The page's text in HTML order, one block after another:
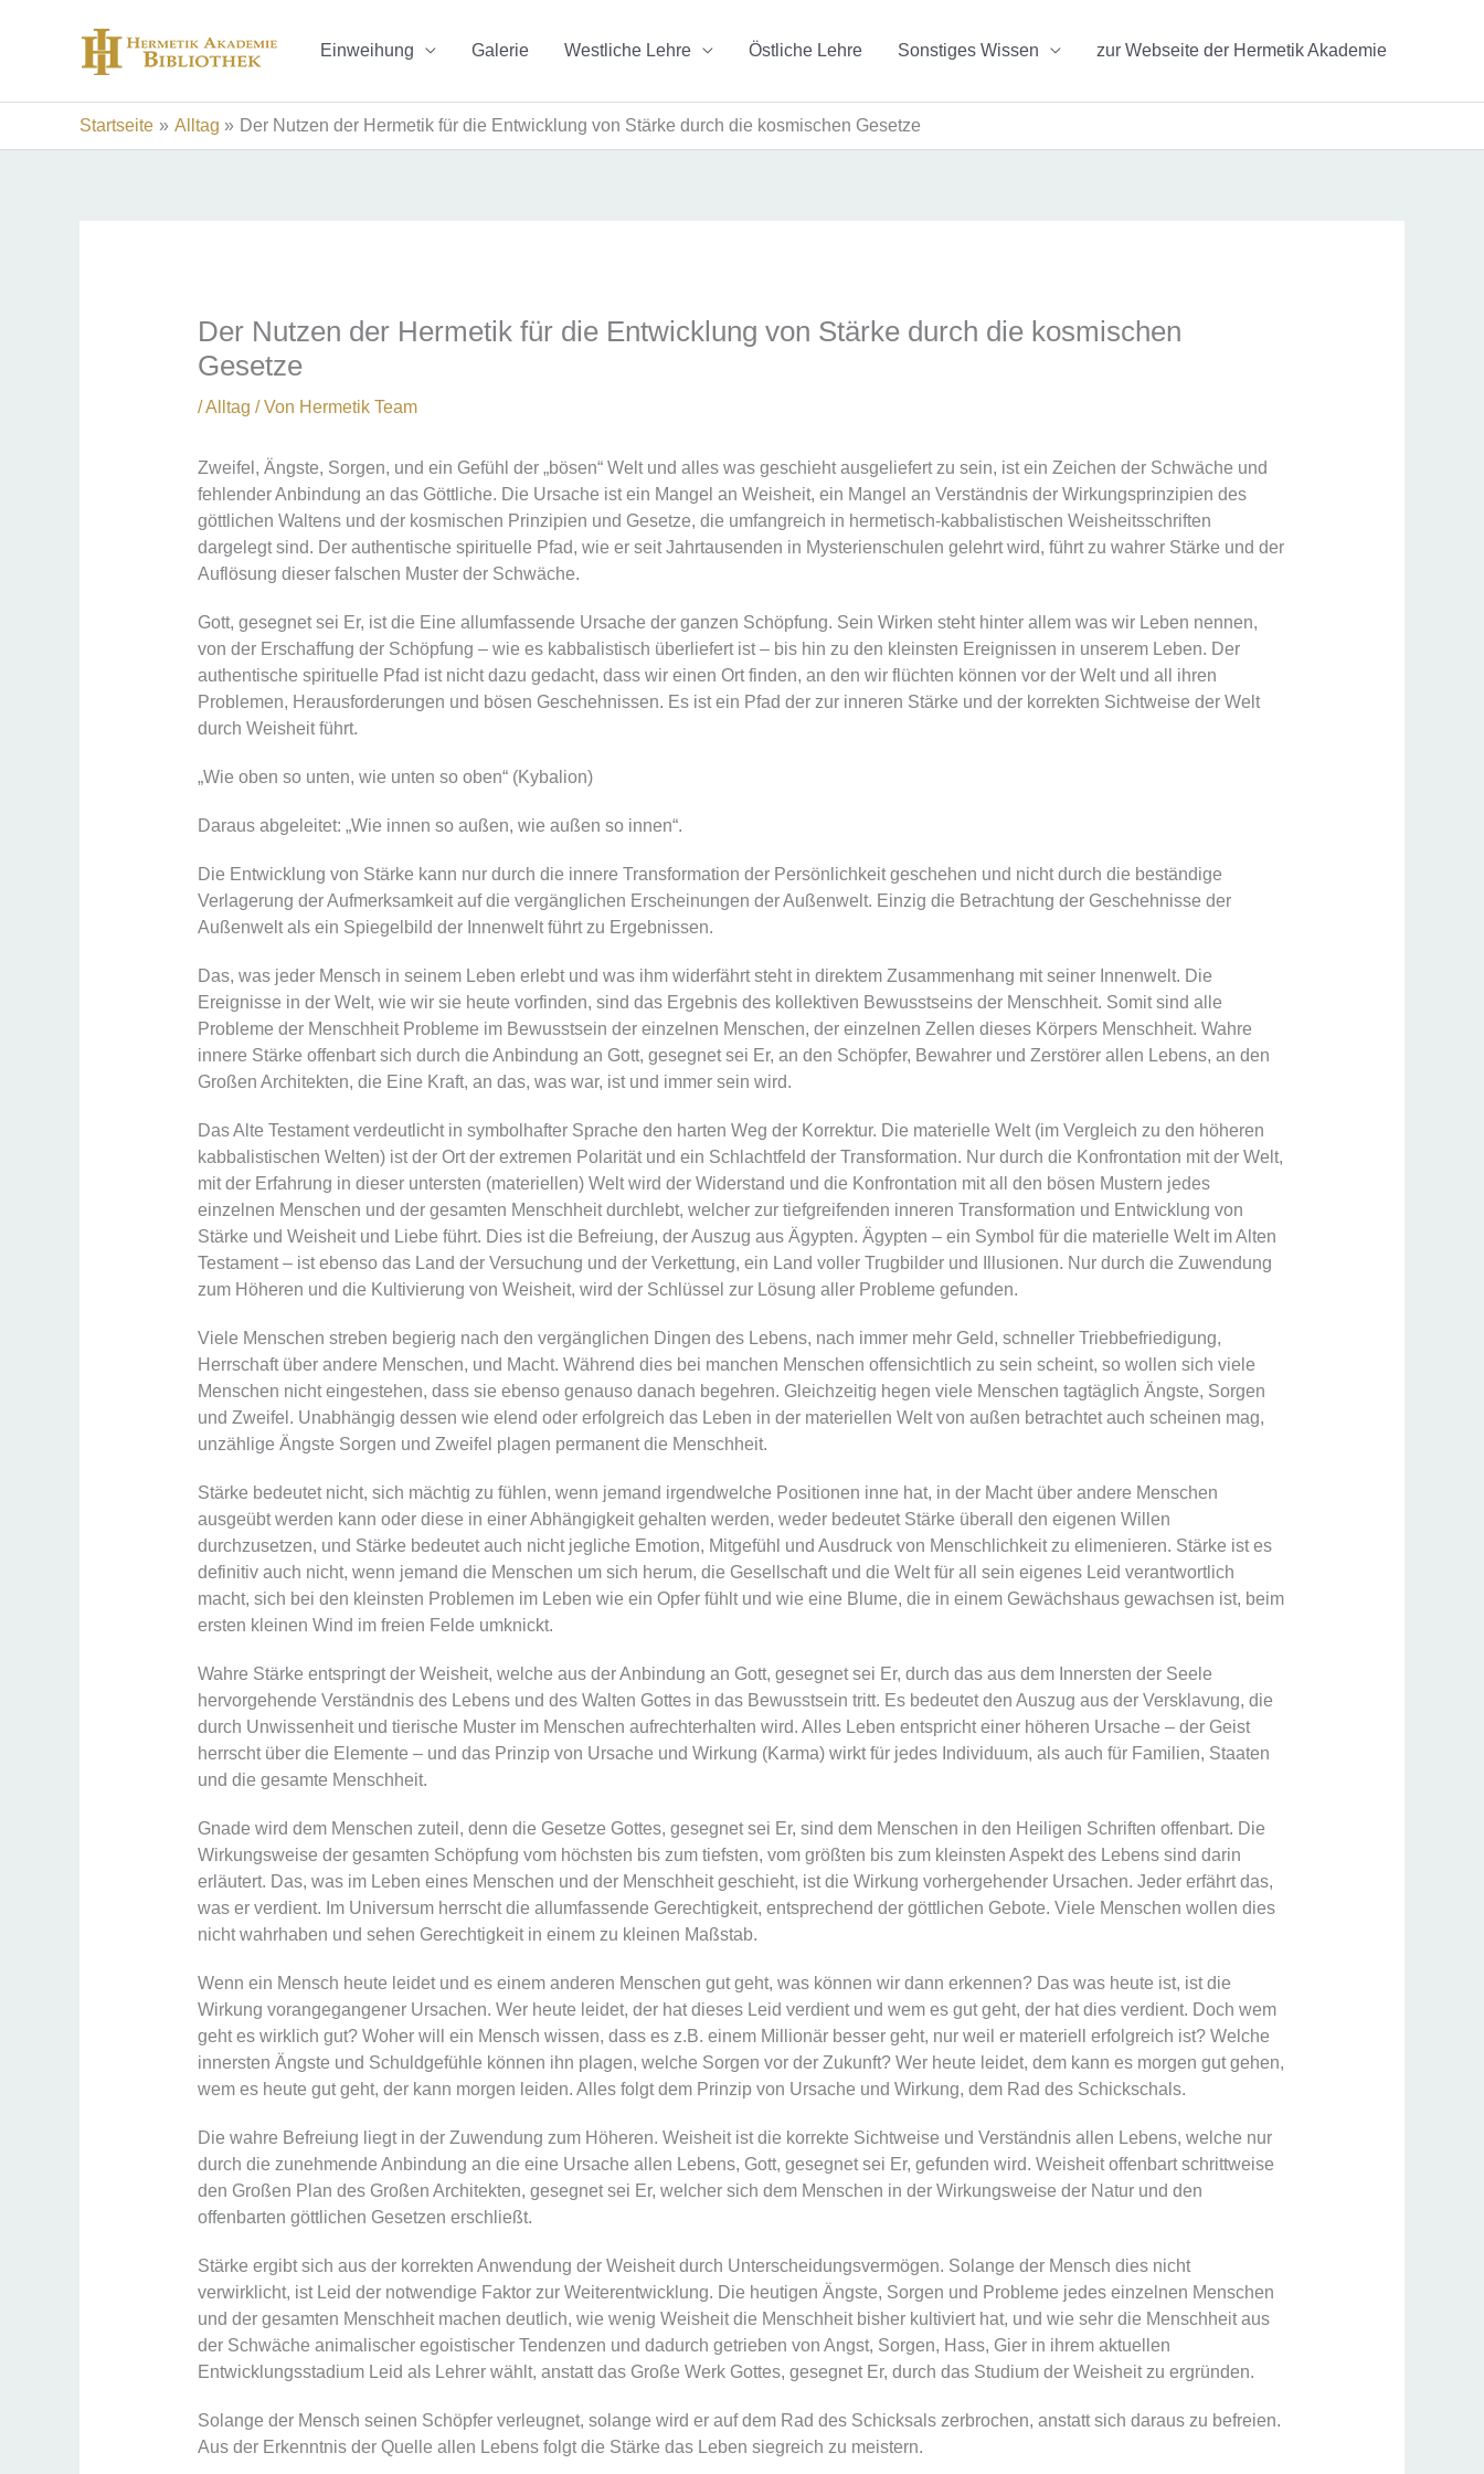
Einweihung Galerie Westliche Lehre Östliche Lehre Sonstiges Wissen zur Webseite der Hermetik Akademie
Startseite Alltag Der Nutzen der Hermetik für die Entwicklung von Stärke durch die kosmischen Gesetze
Der Nutzen der Hermetik für die Entwicklung von Stärke durch die kosmischen
Gesetze
/Alltag / Von Hermetik Team
Zweifel, Ängste, Sorgen, und ein Gefühl der „bösen“ Welt und alles was geschieht ausgeliefert zu sein, ist ein Zeichen der Schwäche und
fehlender Anbindung an das Göttliche. Die Ursache ist ein Mangel an Weisheit, ein Mangel an Verständnis der Wirkungsprinzipien des
göttlichen Waltens und der kosmischen Prinzipien und Gesetze, die umfangreich in hermetisch-kabbalistischen Weisheitsschriften
dargelegt sind. Der authentische spirituelle Pfad, wie er seit Jahrtausenden in Mysterienschulen gelehrt wird, führt zu wahrer Stärke und der
Auflösung dieser falschen Muster der Schwäche.
Gott, gesegnet sei Er, ist die Eine allumfassende Ursache der ganzen Schöpfung. Sein Wirken steht hinter allem was wir Leben nennen,
von der Erschaffung der Schöpfung – wie es kabbalistisch überliefert ist – bis hin zu den kleinsten Ereignissen in unserem Leben. Der
authentische spirituelle Pfad ist nicht dazu gedacht, dass wir einen Ort finden, an den wir flüchten können vor der Welt und all ihren
Problemen, Herausforderungen und bösen Geschehnissen. Es ist ein Pfad der zur inneren Stärke und der korrekten Sichtweise der Welt
durch Weisheit führt.
„Wie oben so unten, wie unten so oben“ (Kybalion)
Daraus abgeleitet: „Wie innen so außen, wie außen so innen“.
Die Entwicklung von Stärke kann nur durch die innere Transformation der Persönlichkeit geschehen und nicht durch die beständige
Verlagerung der Aufmerksamkeit auf die vergänglichen Erscheinungen der Außenwelt. Einzig die Betrachtung der Geschehnisse der
Außenwelt als ein Spiegelbild der Innenwelt führt zu Ergebnissen.
Das, was jeder Mensch in seinem Leben erlebt und was ihm widerfährt steht in direktem Zusammenhang mit seiner Innenwelt. Die
Ereignisse in der Welt, wie wir sie heute vorfinden, sind das Ergebnis des kollektiven Bewusstseins der Menschheit. Somit sind alle
Probleme der Menschheit Probleme im Bewusstsein der einzelnen Menschen, der einzelnen Zellen dieses Körpers Menschheit. Wahre
innere Stärke offenbart sich durch die Anbindung an Gott, gesegnet sei Er, an den Schöpfer, Bewahrer und Zerstörer allen Lebens, an den
Großen Architekten, die Eine Kraft, an das, was war, ist und immer sein wird.
Das Alte Testament verdeutlicht in symbolhafter Sprache den harten Weg der Korrektur. Die materielle Welt (im Vergleich zu den höheren
kabbalistischen Welten) ist der Ort der extremen Polarität und ein Schlachtfeld der Transformation. Nur durch die Konfrontation mit der Welt,
mit der Erfahrung in dieser untersten (materiellen) Welt wird der Widerstand und die Konfrontation mit all den bösen Mustern jedes
einzelnen Menschen und der gesamten Menschheit durchlebt, welcher zur tiefgreifenden inneren Transformation und Entwicklung von
Stärke und Weisheit und Liebe führt. Dies ist die Befreiung, der Auszug aus Ägypten. Ägypten – ein Symbol für die materielle Welt im Alten
Testament – ist ebenso das Land der Versuchung und der Verkettung, ein Land voller Trugbilder und Illusionen. Nur durch die Zuwendung
zum Höheren und die Kultivierung von Weisheit, wird der Schlüssel zur Lösung aller Probleme gefunden.
Viele Menschen streben begierig nach den vergänglichen Dingen des Lebens, nach immer mehr Geld, schneller Triebbefriedigung,
Herrschaft über andere Menschen, und Macht. Während dies bei manchen Menschen offensichtlich zu sein scheint, so wollen sich viele
Menschen nicht eingestehen, dass sie ebenso genauso danach begehren. Gleichzeitig hegen viele Menschen tagtäglich Ängste, Sorgen
und Zweifel. Unabhängig dessen wie elend oder erfolgreich das Leben in der materiellen Welt von außen betrachtet auch scheinen mag,
unzählige Ängste Sorgen und Zweifel plagen permanent die Menschheit.
Stärke bedeutet nicht, sich mächtig zu fühlen, wenn jemand irgendwelche Positionen inne hat, in der Macht über andere Menschen
ausgeübt werden kann oder diese in einer Abhängigkeit gehalten werden, weder bedeutet Stärke überall den eigenen Willen
durchzusetzen, und Stärke bedeutet auch nicht jegliche Emotion, Mitgefühl und Ausdruck von Menschlichkeit zu elimenieren. Stärke ist es
definitiv auch nicht, wenn jemand die Menschen um sich herum, die Gesellschaft und die Welt für all sein eigenes Leid verantwortlich
macht, sich bei den kleinsten Problemen im Leben wie ein Opfer fühlt und wie eine Blume, die in einem Gewächshaus gewachsen ist, beim
ersten kleinen Wind im freien Felde umknickt.
Wahre Stärke entspringt der Weisheit, welche aus der Anbindung an Gott, gesegnet sei Er, durch das aus dem Innersten der Seele
hervorgehende Verständnis des Lebens und des Walten Gottes in das Bewusstsein tritt. Es bedeutet den Auszug aus der Versklavung, die
durch Unwissenheit und tierische Muster im Menschen aufrechterhalten wird. Alles Leben entspricht einer höheren Ursache – der Geist
herrscht über die Elemente – und das Prinzip von Ursache und Wirkung (Karma) wirkt für jedes Individuum, als auch für Familien, Staaten
und die gesamte Menschheit.
Gnade wird dem Menschen zuteil, denn die Gesetze Gottes, gesegnet sei Er, sind dem Menschen in den Heiligen Schriften offenbart. Die
Wirkungsweise der gesamten Schöpfung vom höchsten bis zum tiefsten, vom größten bis zum kleinsten Aspekt des Lebens sind darin
erläutert. Das, was im Leben eines Menschen und der Menschheit geschieht, ist die Wirkung vorhergehender Ursachen. Jeder erfährt das,
was er verdient. Im Universum herrscht die allumfassende Gerechtigkeit, entsprechend der göttlichen Gebote. Viele Menschen wollen dies
nicht wahrhaben und sehen Gerechtigkeit in einem zu kleinen Maßstab.
Wenn ein Mensch heute leidet und es einem anderen Menschen gut geht, was können wir dann erkennen? Das was heute ist, ist die
Wirkung vorangegangener Ursachen. Wer heute leidet, der hat dieses Leid verdient und wem es gut geht, der hat dies verdient. Doch wem
geht es wirklich gut? Woher will ein Mensch wissen, dass es z.B. einem Millionär besser geht, nur weil er materiell erfolgreich ist? Welche
innersten Ängste und Schuldgefühle können ihn plagen, welche Sorgen vor der Zukunft? Wer heute leidet, dem kann es morgen gut gehen,
wem es heute gut geht, der kann morgen leiden. Alles folgt dem Prinzip von Ursache und Wirkung, dem Rad des Schickschals.
Die wahre Befreiung liegt in der Zuwendung zum Höheren. Weisheit ist die korrekte Sichtweise und Verständnis allen Lebens, welche nur
durch die zunehmende Anbindung an die eine Ursache allen Lebens, Gott, gesegnet sei Er, gefunden wird. Weisheit offenbart schrittweise
den Großen Plan des Großen Architekten, gesegnet sei Er, welcher sich dem Menschen in der Wirkungsweise der Natur und den
offenbarten göttlichen Gesetzen erschließt.
Stärke ergibt sich aus der korrekten Anwendung der Weisheit durch Unterscheidungsvermögen. Solange der Mensch dies nicht
verwirklicht, ist Leid der notwendige Faktor zur Weiterentwicklung. Die heutigen Ängste, Sorgen und Probleme jedes einzelnen Menschen
und der gesamten Menschheit machen deutlich, wie wenig Weisheit die Menschheit bisher kultiviert hat, und wie sehr die Menschheit aus
der Schwäche animalischer egoistischer Tendenzen und dadurch getrieben von Angst, Sorgen, Hass, Gier in ihrem aktuellen
Entwicklungsstadium Leid als Lehrer wählt, anstatt das Große Werk Gottes, gesegnet Er, durch das Studium der Weisheit zu ergründen.
Solange der Mensch seinen Schöpfer verleugnet, solange wird er auf dem Rad des Schicksals zerbrochen, anstatt sich daraus zu befreien.
Aus der Erkenntnis der Quelle allen Lebens folgt die Stärke das Leben siegreich zu meistern.